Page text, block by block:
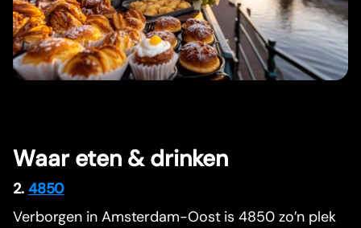
Waar eten & drinken
2. 4850
Verborgen in Amsterdam-Oost is 4850 zo’n plek